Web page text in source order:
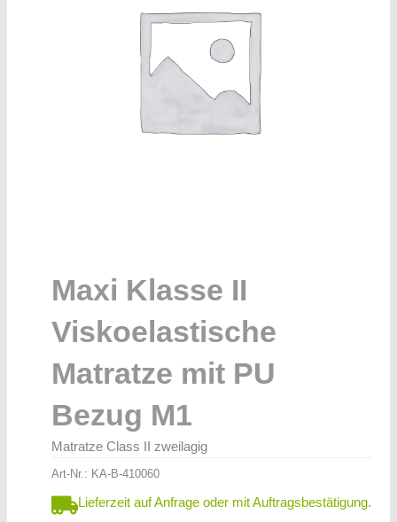
Maxi Klasse II
Viskoelastische
Matratze mit PU
Bezug M1
Matratze Class II zweilagig
Art-Nr.: KA-B-410060
Lieferzeit auf Anfrage oder mit Auftragsbestätigung.